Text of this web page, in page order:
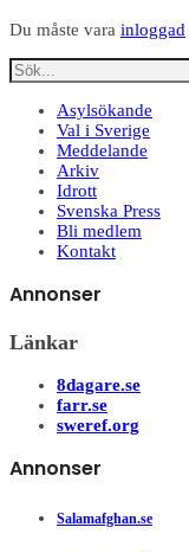
Du måste vara inloggad
Asylsökande
Val i Sverige
Meddelande
Arkiv
Idrott
Svenska Press
Bli medlem
Kontakt
Annonser
Länkar
8dagare.se
farr.se
sweref.org
Annonser
Salamafghan.se